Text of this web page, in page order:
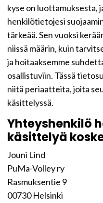
kyse on luottamuksesta,
henkilötietojesi
tärkeää. Sen vuoksi
niissä määrin, kuin
ja hoitaaksemme
osallistuviin. Tässä
niitä periaatteita, joita
käsittelyssä.
Yhteyshenkilö
käsittelyä
Jouni Lind
PuMa-Volley ry
Rasmuksentie 9
00730 Helsinki